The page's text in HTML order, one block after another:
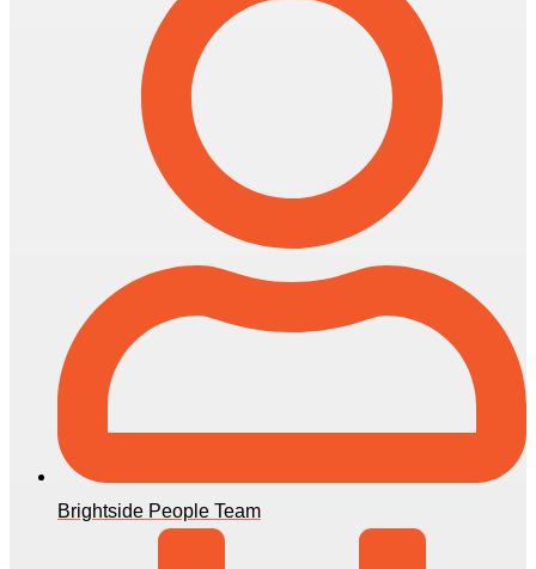
Brightside People Team